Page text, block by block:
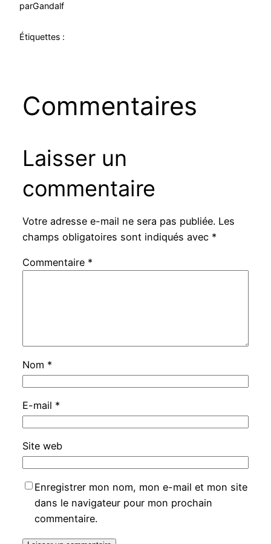
parGandalf
Étiquettes :
Commentaires
Laisser un
commentaire
Votre adresse e-mail ne sera pas publiée. Les
champs obligatoires sont indiqués avec *
Commentaire *
Nom *
E-mail *
Site web
Enregistrer mon nom, mon e-mail et mon site
dans le navigateur pour mon prochain
commentaire.